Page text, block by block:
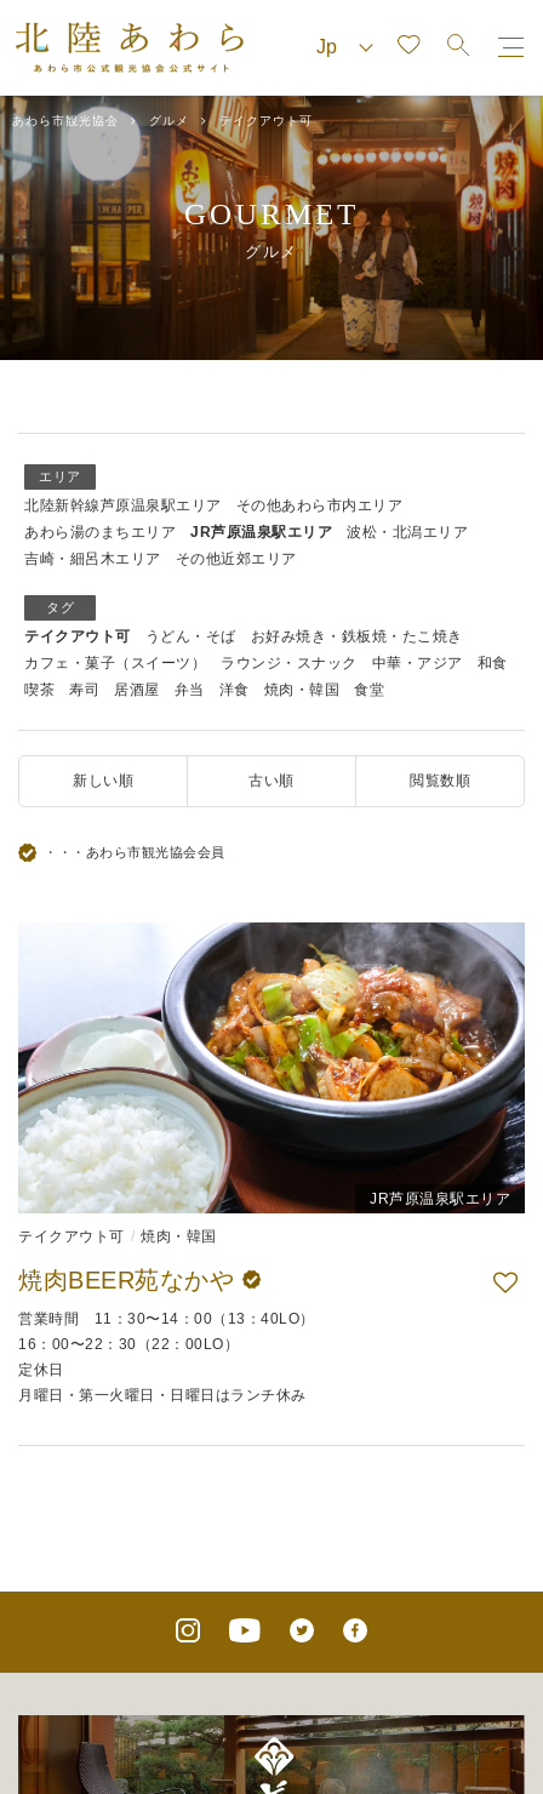
あわら市観光協会 グルメ テイクアウト可
GOURMET
グルメ
エリア
北陸新幹線芦原温泉駅エリア
その他あわら市内エリア
あわら湯のまちエリア
JR芦原温泉駅エリア
波松・北潟エリア
吉崎・細呂木エリア
その他近郊エリア
タグ
テイクアウト可 うどん・そば
お好み焼き・鉄板焼・たこ焼き
カフェ・菓子（スイーツ）
ラウンジ・スナック 中華・アジア
和食
喫茶
寿司 居酒屋 弁当 洋食 焼肉・韓国 食堂
新しい順 古い順 閲覧数順
・・・あわら市観光協会会員
JR芦原温泉駅エリア
テイクアウト可 焼肉・韓国
焼肉BEER苑なかや
営業時間 11：30〜14：00（13：40LO）
16：00〜22：30（22：00LO）
定休日
月曜日・第一火曜日・日曜日はランチ休み